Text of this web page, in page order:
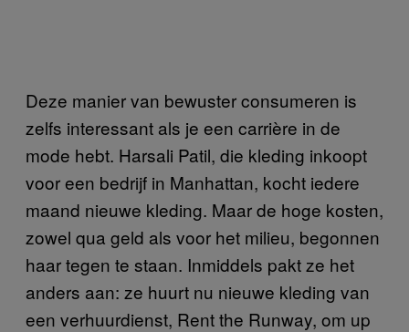
Deze manier van bewuster consumeren is
zelfs interessant als je een carrière in de
mode hebt. Harsali Patil, die kleding inkoopt
voor een bedrijf in Manhattan, kocht iedere
maand nieuwe kleding. Maar de hoge kosten,
zowel qua geld als voor het milieu, begonnen
haar tegen te staan. Inmiddels pakt ze het
anders aan: ze huurt nu nieuwe kleding van
een verhuurdienst, Rent the Runway, om up